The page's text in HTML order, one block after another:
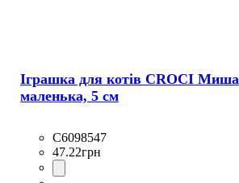
Іграшка для котів CROCI Миша
маленька, 5 см
C6098547
47.22грн